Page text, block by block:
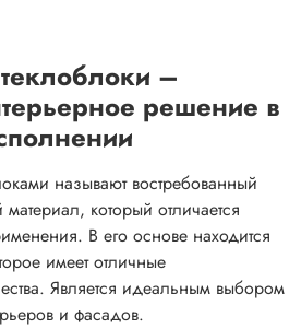
–
решение в
называют востребованный
который отличается
В его основе находится
имеет отличные
Является идеальным выбором
и фасадов.